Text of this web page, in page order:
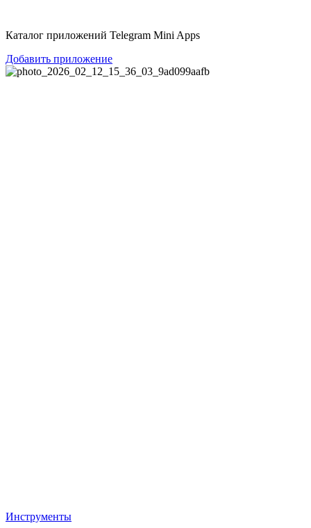
содержимому
Каталог приложений Telegram Mini Apps
Добавить приложение
Инструменты